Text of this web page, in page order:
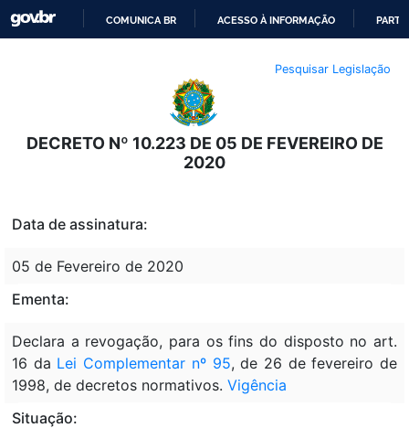
O
CONTEÚDO
COMUNICA BR ACESSO À INFORMAÇÃO
Pesquisar Legislação
DECRETO Nº 10.223 DE 05 DE FEVEREIRO DE
2020
Data de assinatura:
05 de Fevereiro de 2020
Ementa:
Declara a revogação, para os fins do disposto no art.
16 da Lei Complementar nº 95, de 26 de fevereiro de
1998, de decretos normativos. Vigência
Situação: